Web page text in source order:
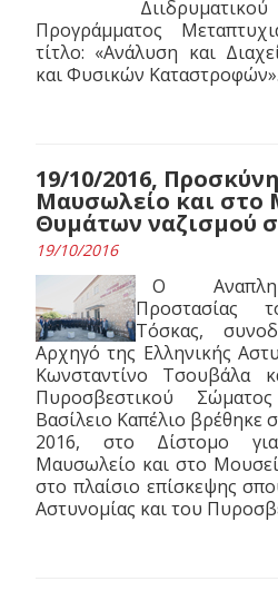
Προγράμματος
τίτλο: «Ανάλυση και
και Φυσικών Καταστροφών».
19/10/2016,
Μαυσωλείο και στο
Θυμάτων ναζισμού
19/10/2016
Ο
Προστασίας
Τόσκας,
Αρχηγό της Ελληνικής
Κωνσταντίνο Τσουβάλα
Πυροσβεστικού
Βασίλειο Καπέλιο βρέθηκε
2016, στο Δίστομο
Μαυσωλείο και στο
στο πλαίσιο επίσκεψης
Αστυνομίας και του